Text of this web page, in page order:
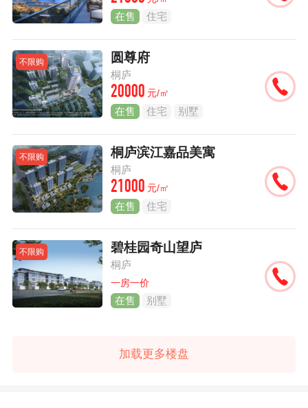
在售 住宅
不限购 圆尊府
桐庐
20000 元/㎡
在售 住宅 别墅
不限购 桐庐滨江嘉品美寓
桐庐
21000 元/㎡
在售 住宅
不限购 碧桂园奇山望庐
桐庐
一房一价
在售 别墅
加载更多楼盘